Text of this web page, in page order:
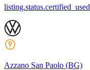
listing.status.certified_used
Azzano San Paolo (BG)